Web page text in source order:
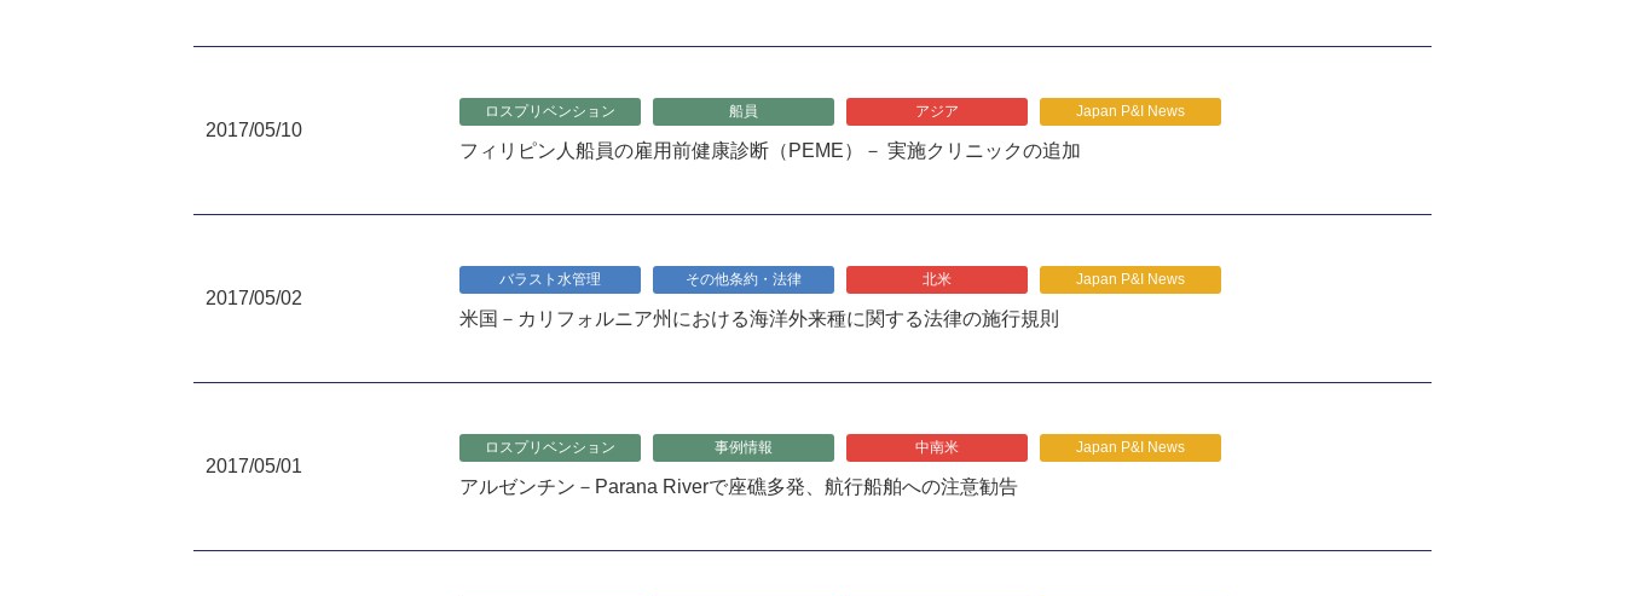
2017/05/10
ロスプリベンション 船員 アジア Japan P&I News
フィリピン人船員の雇用前健康診断（PEME）－ 実施クリニックの追加
2017/05/02
バラスト水管理 その他条約・法律 北米 Japan P&I News
米国－カリフォルニア州における海洋外来種に関する法律の施行規則
2017/05/01
ロスプリベンション 事例情報 中南米 Japan P&I News
アルゼンチン－Parana Riverで座礁多発、航行船舶への注意勧告